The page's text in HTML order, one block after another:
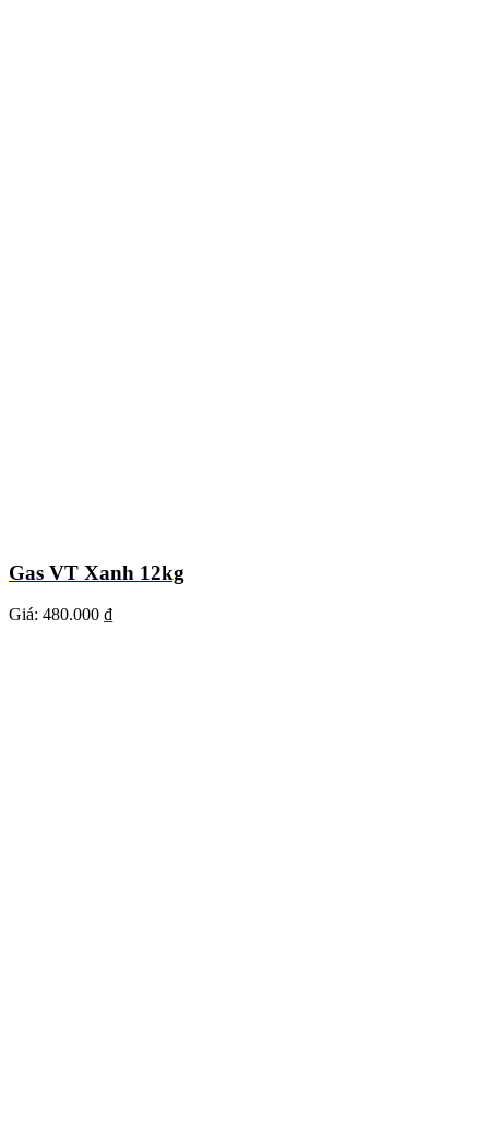
Gas VT Xanh 12kg
Giá: 480.000 ₫